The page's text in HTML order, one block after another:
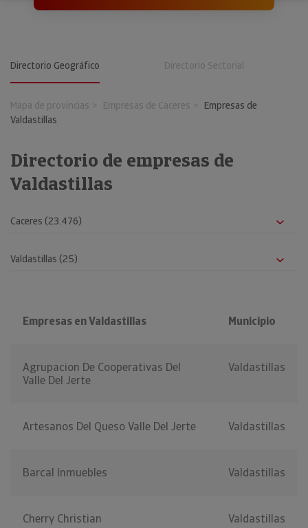
Directorio Geográfico Directorio Sectorial
Mapa de provincias Empresas de Caceres
Empresas de
Valdastillas
Directorio de empresas de
Valdastillas
Empresas en Valdastillas Municipio
Agrupacion De Cooperativas Del
Valle Del Jerte
Valdastillas
Artesanos Del Queso Valle Del Jerte Valdastillas
Barcal Inmuebles Valdastillas
Cherry Christian Valdastillas